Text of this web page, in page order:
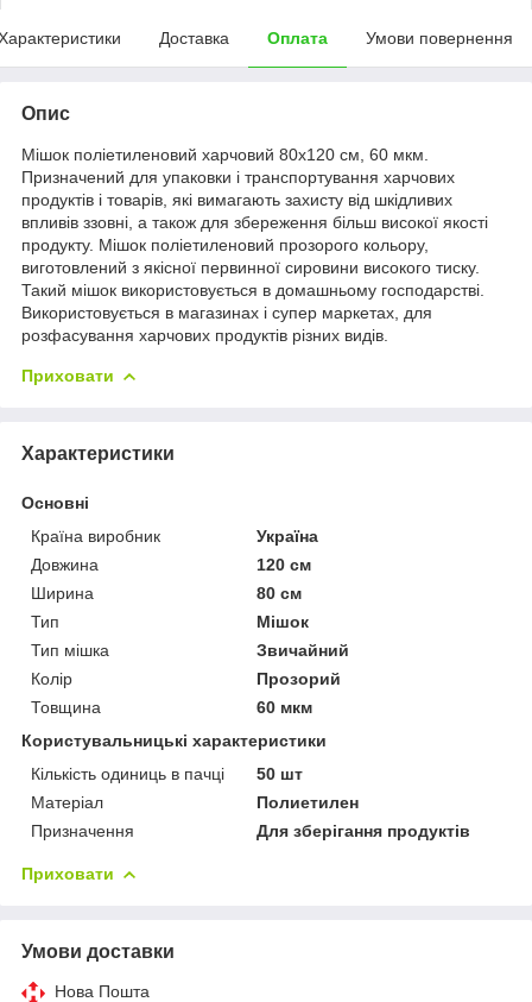
Доставка Оплата Умови повернення
Опис
Мішок поліетиленовий харчовий 80х120 см, 60 мкм.
Призначений для упаковки і транспортування харчових
продуктів і товарів, які вимагають захисту від шкідливих
впливів ззовні, а також для збереження більш високої якості
продукту. Мішок поліетиленовий прозорого кольору,
виготовлений з якісної первинної сировини високого тиску.
Такий мішок використовується в домашньому господарстві.
Використовується в магазинах і супер маркетах, для
розфасування харчових продуктів різних видів.
Приховати
Характеристики
Основні
Країна виробник
Україна
Довжина
120 см
Ширина
80 см
Тип
Мішок
Тип мішка
Звичайний
Колір
Прозорий
Товщина
60 мкм
Користувальницькі характеристики
Кількість одиниць в пачці
50 шт
Матеріал
Полиетилен
Призначення
Для зберігання продуктів
Приховати
Умови доставки
Нова Пошта